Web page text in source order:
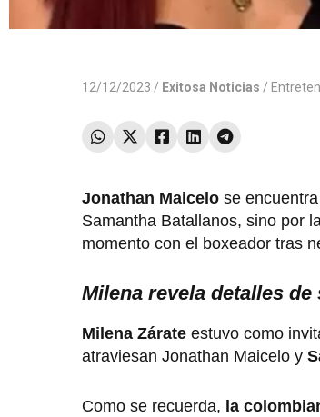
12/12/2023 / Exitosa Noticias /
Jonathan Maicelo se
Samantha Batallanos, sino por
momento con el boxeador tras
Milena revela detalles
Milena Zárate estuvo como
atraviesan Jonathan Maicelo y
Como se recuerda, la